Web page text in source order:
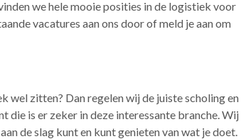
we hele mooie posities in de logistiek voor
vacatures aan ons door of meld je aan om
wel zitten? Dan regelen wij de juiste scholing en
die is er zeker in deze interessante branche. Wij
de slag kunt en kunt genieten van wat je doet.